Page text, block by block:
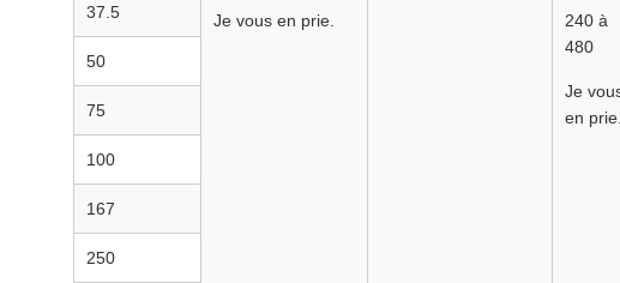
Je vous en prie.
240 à
480
Je
en prie.
37.5
50
75
100
167
250